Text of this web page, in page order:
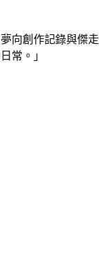
向創作記錄與傑走
常。」